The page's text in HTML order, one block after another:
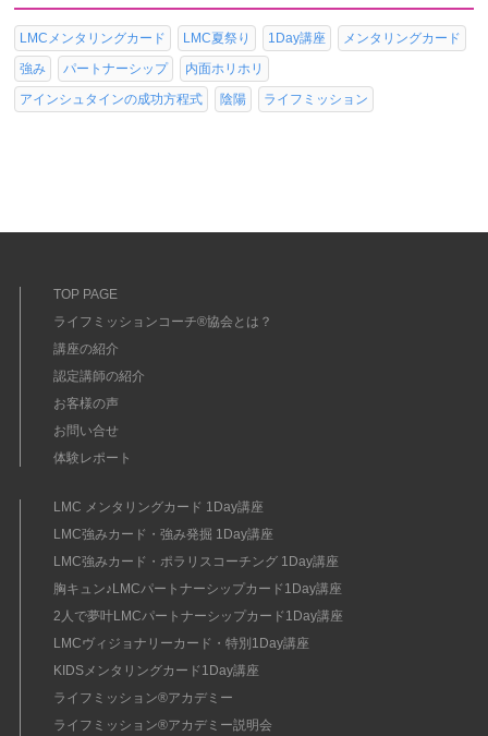
LMCメンタリングカード LMC夏祭り 1Day講座
メンタリングカード
強み
パートナーシップ
内面ホリホリ
アインシュタインの成功方程式
陰陽 ライフミッション
TOP PAGE
ライフミッションコーチ®協会とは？
講座の紹介
認定講師の紹介
お客様の声
お問い合せ
体験レポート
LMC メンタリングカード 1Day講座
LMC強みカード・強み発掘 1Day講座
LMC強みカード・ポラリスコーチング 1Day講座
胸キュン♪LMCパートナーシップカード1Day講座
2人で夢叶LMCパートナーシップカード1Day講座
LMCヴィジョナリーカード・特別1Day講座
KIDSメンタリングカード1Day講座
ライフミッション®︎アカデミー
ライフミッション®︎アカデミー説明会